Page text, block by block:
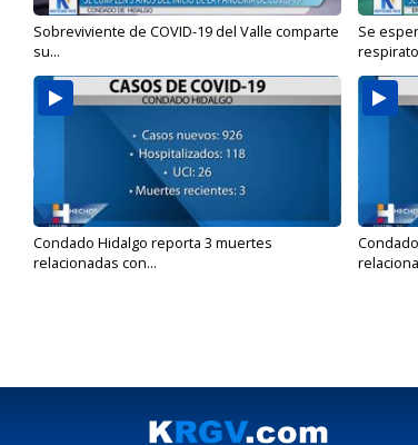
Sobreviviente de COVID-19 del Valle comparte
su...
Se
Condado Hidalgo reporta 3 muertes
relacionadas con...